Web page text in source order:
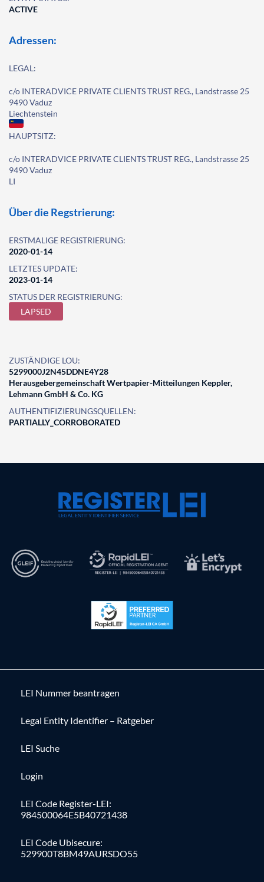
ACTIVE
Adressen:
LEGAL:
c/o INTERADVICE PRIVATE CLIENTS TRUST REG., Landstrasse 25
9490 Vaduz
Liechtenstein
HAUPTSITZ:
c/o INTERADVICE PRIVATE CLIENTS TRUST REG., Landstrasse 25
9490 Vaduz
LI
Über die Regstrierung:
ERSTMALIGE REGISTRIERUNG:
2020-01-14
LETZTES UPDATE:
2023-01-14
STATUS DER REGISTRIERUNG:
LAPSED
ZUSTÄNDIGE LOU:
5299000J2N45DDNE4Y28
Herausgebergemeinschaft Wertpapier-Mitteilungen Keppler,
Lehmann GmbH & Co. KG
AUTHENTIFIZIERUNGSQUELLEN:
PARTIALLY_CORROBORATED
LEI Nummer beantragen
Legal Entity Identifier – Ratgeber
LEI Suche
Login
LEI Code Register-LEI:
984500064E5B40721438
LEI Code Ubisecure:
529900T8BM49AURSDO55